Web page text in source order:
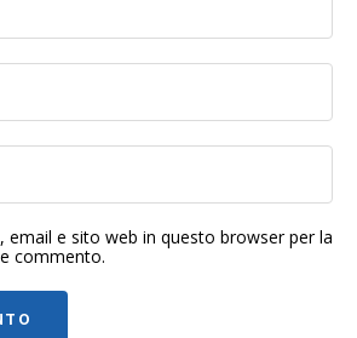
email e sito web in questo browser per la
commento.